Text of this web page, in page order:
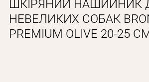
ПІКЛУВАННЯ
ВІД СПЕКИ
ВЛАСНЕ
ШКІРЯНИЙ НАШИЙНИК
НЕВЕЛИКИХ СОБАК
PREMIUM OLIVE 20-25